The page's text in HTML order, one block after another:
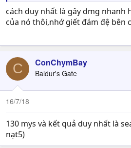
cách duy nhất là gây dmg nhanh
của nó thôi,nhớ giết đám đệ bên
C ConChymBay
Baldur's Gate
16/7/18
130 mys và kết quả duy nhất là
nạt5)